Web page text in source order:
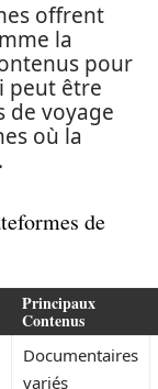
offrent
la
pour
peut être
de voyage
où la
de
Principaux
Contenus
Documentaires
variés